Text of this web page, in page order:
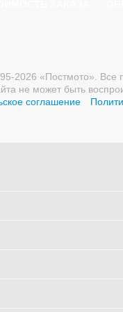
2026 «Постмото». Все
не может быть
соглашение